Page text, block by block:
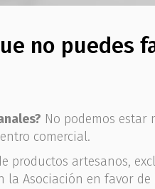
no puedes
No podemos estar
comercial.
productos artesanos,
Asociación en favor